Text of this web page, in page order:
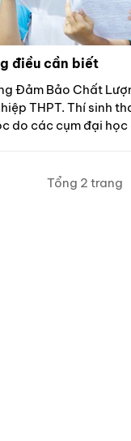
điều cần biết
Đảm Bảo Chất
THPT. Thí sinh
do các cụm đại
Tổng 2 trang